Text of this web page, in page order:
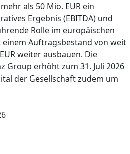
als 50 Mio. EUR ein
Ergebnis (EBITDA) und
Rolle im europäischen
einem Auftragsbestand von weit
weiter ausbauen. Die
Group erhöht zum 31. Juli 2026
der Gesellschaft zudem um